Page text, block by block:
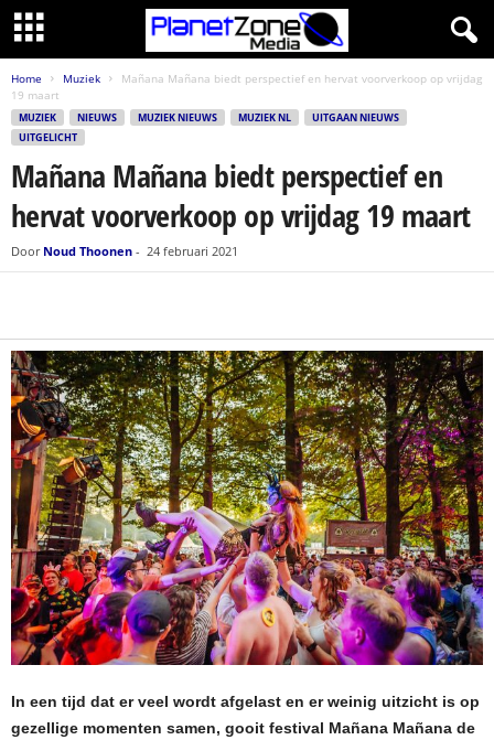
Home Muziek
Mañana Mañana biedt perspectief en hervat voorverkoop op vrijdag
19 maart
MUZIEK NIEUWS MUZIEK NIEUWS MUZIEK NL
UITGAAN NIEUWS
UITGELICHT
Mañana Mañana biedt perspectief en
hervat voorverkoop op vrijdag 19 maart
Door Noud Thoonen - 24 februari 2021
In een tijd dat er veel wordt afgelast en er weinig uitzicht is op
gezellige momenten samen, gooit festival Mañana Mañana de